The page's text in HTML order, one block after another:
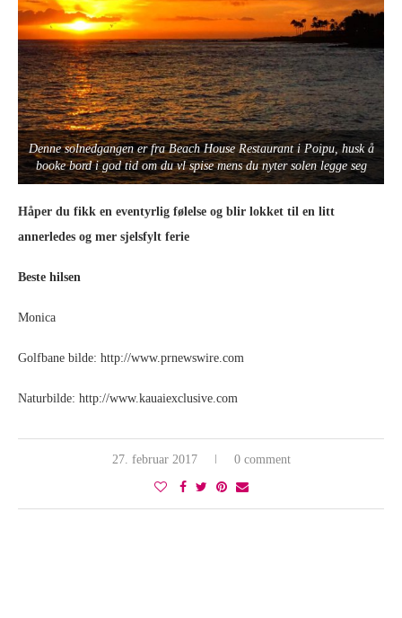
Denne solnedgangen er fra Beach House Restaurant i Poipu, husk å
booke bord i god tid om du vl spise mens du nyter solen legge seg
Håper du fikk en eventyrlig følelse og blir lokket til en litt
annerledes og mer sjelsfylt ferie
Beste hilsen
Monica
Golfbane bilde: http://www.prnewswire.com
Naturbilde: http://www.kauaiexclusive.com
27. februar 2017 0 comment